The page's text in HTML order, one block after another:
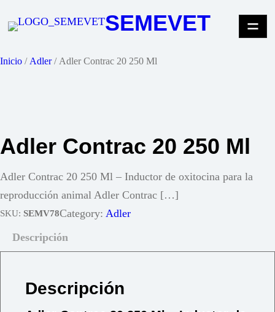
SEMEVET
Inicio / Adler/ Adler Contrac 20 250 Ml
Adler Contrac 20 250 Ml
Adler Contrac 20 250 Ml – Inductor de oxitocina para la
reproducción animal Adler Contrac […]
SKU: SEMV78Category: Adler
Descripción
Descripción